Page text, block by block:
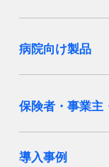
病院向け製品
保険者・事業主
導入事例